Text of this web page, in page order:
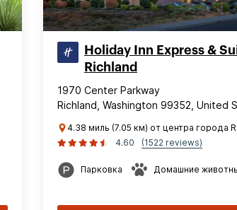
Holiday Inn Express &
Richland
1970 Center Parkway
Richland, Washington 99352, United
4.38 миль (7.05 км) от центра города
4.60
(1522 reviews)
Парковка Домашние